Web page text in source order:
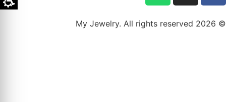
© 2026 My Jewelry. All rights reserved